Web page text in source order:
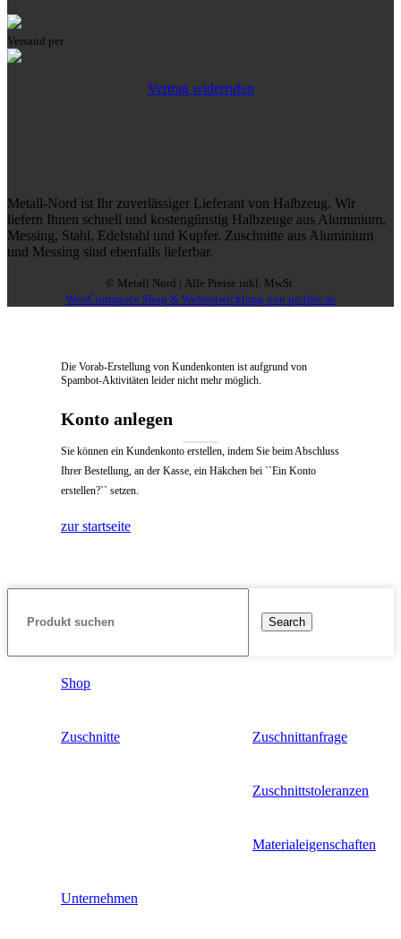
Versand per
Vertrag widerrufen
Metall-Nord ist Ihr zuverlässiger Lieferant von Halbzeug. Wir
liefern Ihnen schnell und kostengünstig Halbzeuge aus Aluminium,
Messing, Stahl, Edelstahl und Kupfer. Zuschnitte aus Aluminium
und Messing sind ebenfalls lieferbar.
© Metall Nord | Alle Preise inkl. MwSt.
WooCommerce Shop & Webentwicklung von pictibe.de
Die Vorab-Erstellung von Kundenkonten ist aufgrund von
Spambot-Aktivitäten leider nicht mehr möglich.
Konto anlegen
Sie können ein Kundenkonto erstellen, indem Sie beim Abschluss
Ihrer Bestellung, an der Kasse, ein Häkchen bei ``Ein Konto
erstellen?`` setzen.
zur startseite
Search
Shop
Zuschnitte Zuschnittanfrage
Zuschnittstoleranzen
Materialeigenschaften
Unternehmen